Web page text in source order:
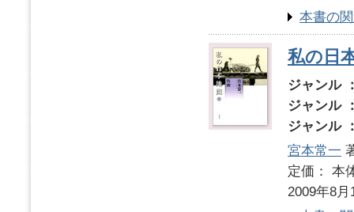
本書の
私の日
ジャンル
ジャンル
ジャンル
宮本常一
定価：
2009年8月